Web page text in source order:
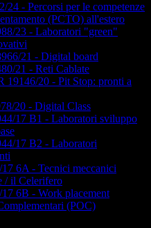
24 - Percorsi per le competenze
(PCTO) all'estero
23 - Laboratori "green"
21 - Digital board
21 - Reti Cablate
19146/20 - Pit Stop: pronti a
20 - Digital Class
17 B1 - Laboratori sviluppo
17 B2 - Laboratori
6A - Tecnici meccanici
/ il Celerifero
6B - Work placement
(POC)